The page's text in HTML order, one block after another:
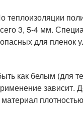
теплоизоляции
3, 5-4 мм.
для пленок
как белым (для